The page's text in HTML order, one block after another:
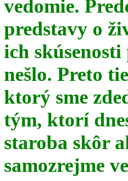
vedomie.
predstavy o
ich
nešlo. Preto
ktorý sme
tým, ktorí
staroba skôr
samozrejme